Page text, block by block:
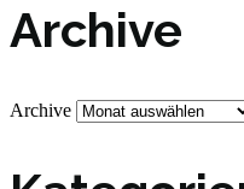
Archive
Archive